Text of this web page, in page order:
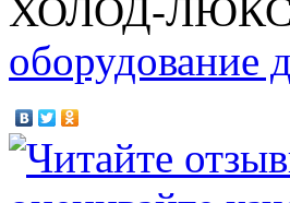
ХОЛОД-ЛЮКС
оборудование